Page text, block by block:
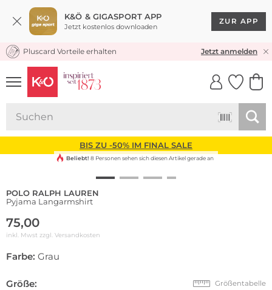
K&Ö & GIGASPORT APP
Jetzt kostenlos downloaden
ZUR APP
KOSTENLOSER VERSAND* & RÜCKVERSAND
Pluscard Vorteile erhalten Jetzt anmelden
UNSERE APP
CLICK &
BIS ZU -50% IM FINAL SALE
Beliebt! 8 Personen sehen sich diesen Artikel gerade an
POLO RALPH LAUREN
Pyjama Langarmshirt
75,00
inkl. Mwst zzgl. Versandkosten
Farbe: Grau
Größe: Größentabelle